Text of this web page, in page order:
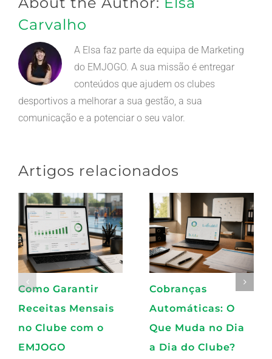
Carvalho
A Elsa faz parte da equipa de Marketing
do EMJOGO. A sua missão é entregar
conteúdos que ajudem os clubes
desportivos a melhorar a sua gestão, a sua
comunicação e a potenciar o seu valor.
Artigos relacionados
Como Garantir
Receitas Mensais
no Clube com o
EMJOGO
Cobranças
Automáticas: O
Que Muda no Dia
a Dia do Clube?